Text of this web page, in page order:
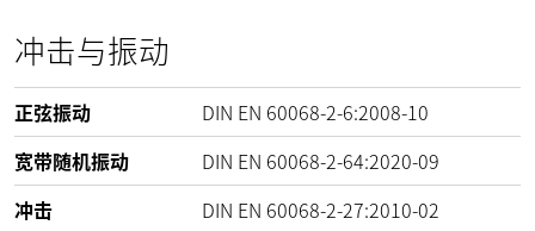
冲击与振动
正弦振动
DIN EN 60068-2-6:2008-10
宽带随机振动
DIN EN 60068-2-64:2020-09
冲击
DIN EN 60068-2-27:2010-02